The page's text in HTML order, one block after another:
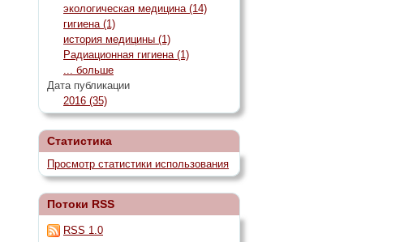
экологическая медицина (14)
гигиена (1)
история медицины (1)
Радиационная гигиена (1)
... больше
Дата публикации
2016 (35)
Статистика
Просмотр статистики использования
Потоки RSS
RSS 1.0